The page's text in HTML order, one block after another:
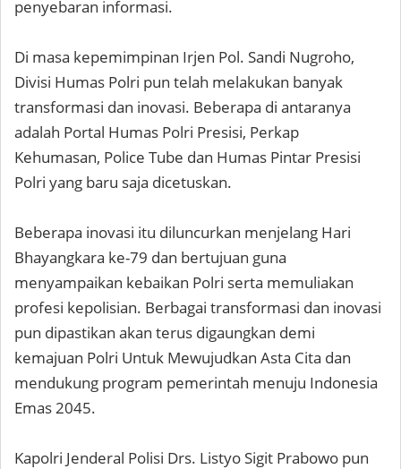
penyebaran informasi.
Di masa kepemimpinan Irjen Pol. Sandi Nugroho,
Divisi Humas Polri pun telah melakukan banyak
transformasi dan inovasi. Beberapa di antaranya
adalah Portal Humas Polri Presisi, Perkap
Kehumasan, Police Tube dan Humas Pintar Presisi
Polri yang baru saja dicetuskan.
Beberapa inovasi itu diluncurkan menjelang Hari
Bhayangkara ke-79 dan bertujuan guna
menyampaikan kebaikan Polri serta memuliakan
profesi kepolisian. Berbagai transformasi dan inovasi
pun dipastikan akan terus digaungkan demi
kemajuan Polri Untuk Mewujudkan Asta Cita dan
mendukung program pemerintah menuju Indonesia
Emas 2045.
Kapolri Jenderal Polisi Drs. Listyo Sigit Prabowo pun